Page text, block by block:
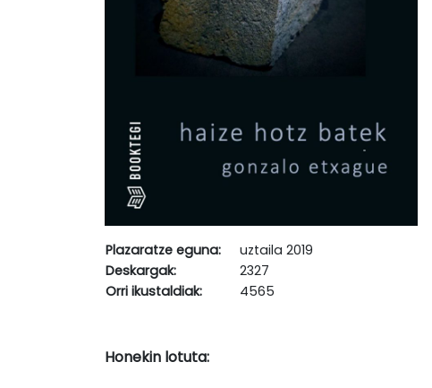
Plazaratze eguna:
uztaila 2019
Deskargak:
2327
Orri ikustaldiak:
4565
Honekin lotuta: